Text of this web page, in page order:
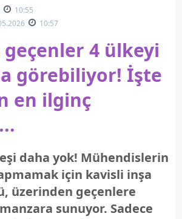
10:55
10:57
4 ülkeyi
görebiliyor! İşte
en ilginç
daha yok! Mühendislerin
için kavisli inşa
üzerinden geçenlere
sunuyor. Sadece